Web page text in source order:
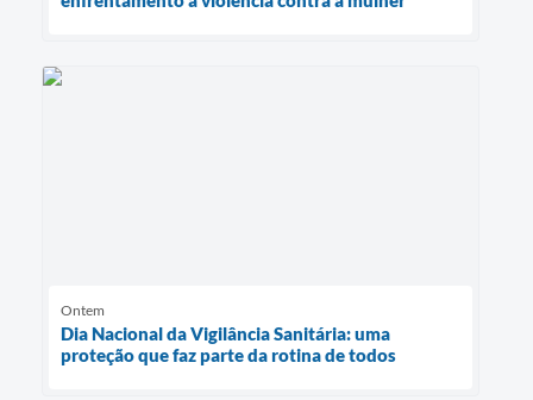
Ontem
Dia Nacional da Vigilância Sanitária: uma
proteção que faz parte da rotina de todos